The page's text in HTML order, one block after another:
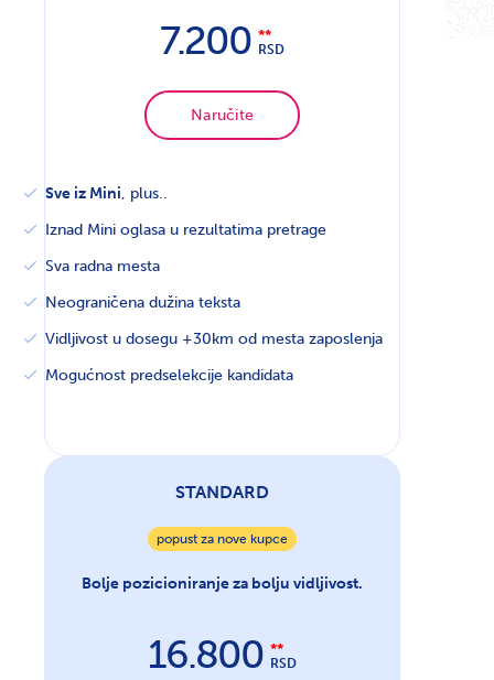
7.200 RSD
Naručite
Sve iz Mini, plus..
Iznad Mini oglasa u rezultatima pretrage
Sva radna mesta
Neograničena dužina teksta
Vidljivost u dosegu +30km od mesta zaposlenja
Mogućnost predselekcije kandidata
STANDARD
popust za nove kupce
Bolje pozicioniranje za bolju vidljivost.
16.800 RSD